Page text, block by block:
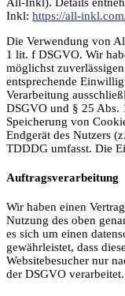
Inkl: https://all-
Die Verwendung von
1 lit. f DSGVO. Wir
möglichst
entsprechende
Verarbeitung
DSGVO und § 25
Speicherung von
Endgerät des Nutzers
TDDDG umfasst. Die
Auftragsverarbeitung
Wir haben einen
Nutzung des oben
es sich um einen
gewährleistet, dass
Websitebesucher nur
der DSGVO verarbeitet.